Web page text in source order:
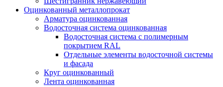
Оцинкованный металлопрокат
Арматура оцинкованная
Водосточная система оцинкованная
Водосточная система с полимерным
покрытием RAL
Отдельные элементы водосточной системы
и фасада
Круг оцинкованный
Лента оцинкованная